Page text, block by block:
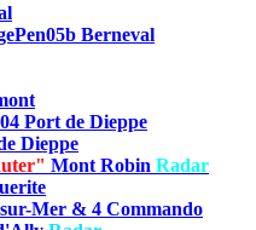
Pen05b Berneval
Port de Dieppe
Dieppe
Mont Robin Radar
Mer & 4 Commando